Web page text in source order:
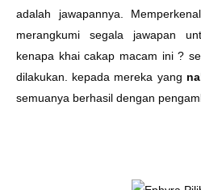
adalah jawapannya.
merangkumi segala jawapan
kenapa khai cakap macam ini ?
dilakukan. kepada mereka yang
semuanya berhasil dengan